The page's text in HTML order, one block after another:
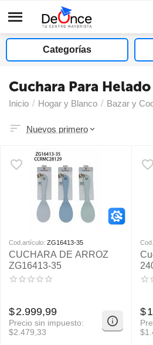
Categorías
Cuchara Para Helado
Inicio / Hogar y Blanco / Bazar y
Nuevos primero
Cod.artículo: ZG16413-35
CUCHARA DE ARROZ
ZG16413-35
$2.999,99
Precio sin impuesto:
$2.479,33
$
$